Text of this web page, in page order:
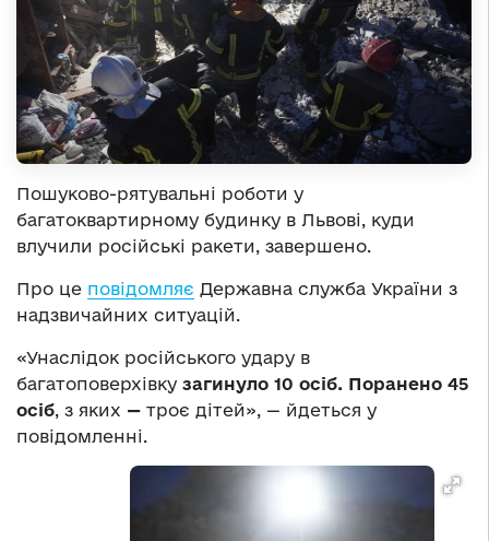
Пошуково-рятувальні роботи у
багатоквартирному будинку в Львові, куди
влучили російські ракети, завершено.
Про це повідомляє Державна служба України з
надзвичайних ситуацій.
«Унаслідок російського удару в
багатоповерхівку загинуло 10 осіб. Поранено 45
осіб, з яких — троє дітей», — йдеться у
повідомленні.